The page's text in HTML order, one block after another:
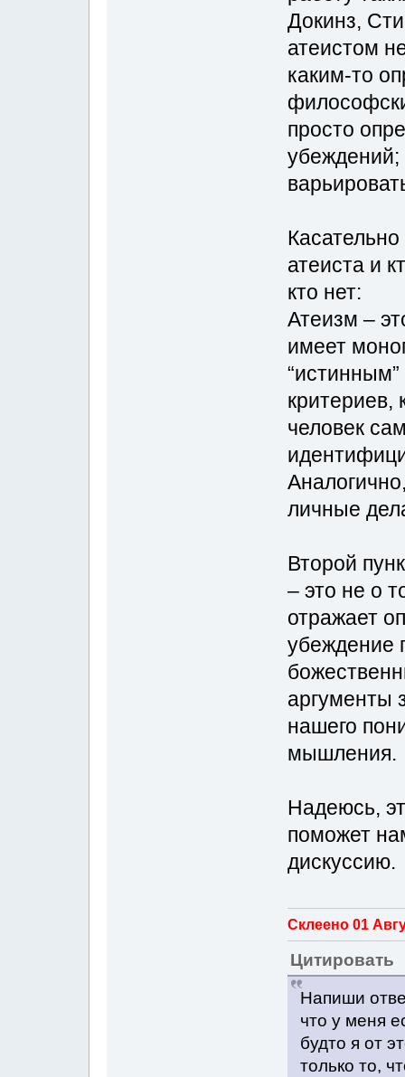
Докинз,
атеистом
каким-то
просто
убеждений;
атеиста и
кто нет:
Атеизм –
имеет
“истинным”
критериев,
человек
личные
Второй
– это не о
отражает
убеждение
аргументы
нашего
мышления.
Надеюсь,
поможет
дискуссию.
Склеено 01
Цитировать
Напиши
что у меня
будто я от
только то,